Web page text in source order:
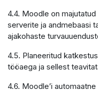
4.4. Moodle on
serverite ja andmebaasi
ajakohaste
4.5. Planeeritud
tööaega ja sellest
4.6. Moodle’i